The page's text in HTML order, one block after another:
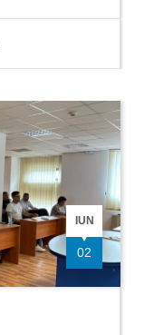
IUN
02